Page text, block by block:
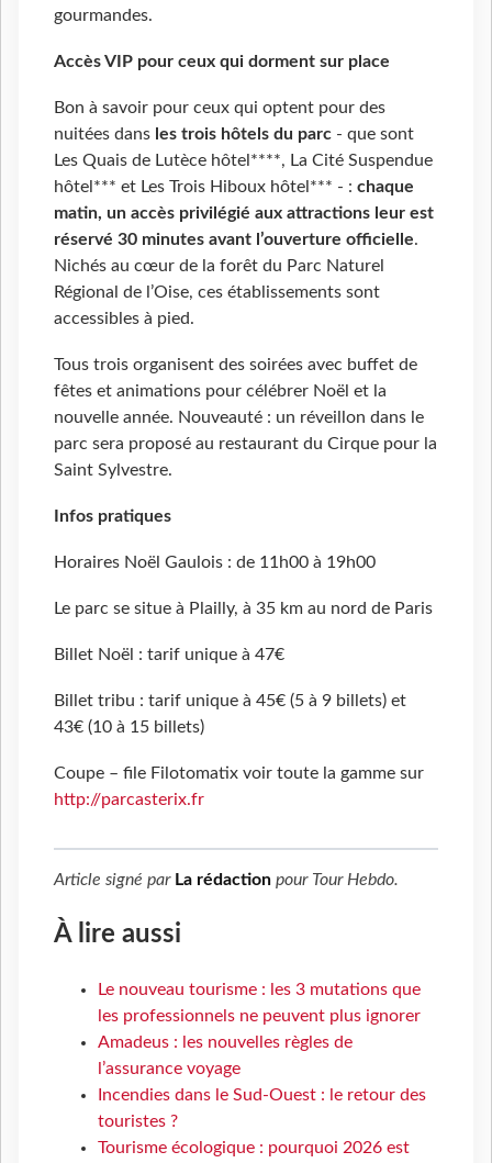
gourmandes.
Accès VIP pour ceux qui dorment sur place
Bon à savoir pour ceux qui optent pour des
nuitées dans les trois hôtels du parc - que sont
Les Quais de Lutèce hôtel****, La Cité Suspendue
hôtel*** et Les Trois Hiboux hôtel*** - : chaque
matin, un accès privilégié aux attractions leur est
réservé 30 minutes avant l’ouverture officiell e.
Nichés au cœur de la forêt du Parc Naturel
Régional de l’Oise, ces établissements sont
accessibles à pied.
Tous trois organisent des soirées avec buffet de
fêtes et animations pour célébrer Noël et la
nouvelle année. Nouveauté : un réveillon dans le
parc sera proposé au restaurant du Cirque pour la
Saint Sylvestre.
Infos pratiques
Horaires Noël Gaulois : de 11h00 à 19h00
Le parc se situe à Plailly, à 35 km au nord de Paris
Billet Noël : tarif unique à 47€
Billet tribu : tarif unique à 45€ (5 à 9 billets) et
43€ (10 à 15 billets)
Coupe – file Filotomatix voir toute la gamme sur
http://parcasterix.fr
Article signé par La rédaction pour Tour Hebdo.
À lire aussi
Le nouveau tourisme : les 3 mutations que
les professionnels ne peuvent plus ignorer
Amadeus : les nouvelles règles de
l’assurance voyage
Incendies dans le Sud-Ouest : le retour des
touristes ?
Tourisme écologique : pourquoi 2026 est